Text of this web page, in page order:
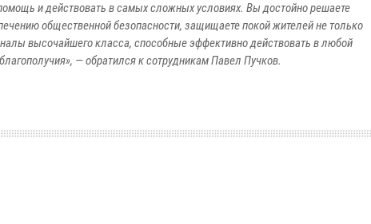
и действовать в самых сложных условиях. Вы достойно решаете
общественной безопасности, защищаете покой жителей не только
высочайшего класса, способные эффективно действовать в любой
— обратился к сотрудникам Павел Пучков.